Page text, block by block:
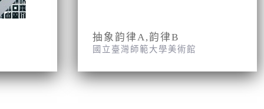
抽象韵律A,韵律B
國立臺灣師範大學美術館